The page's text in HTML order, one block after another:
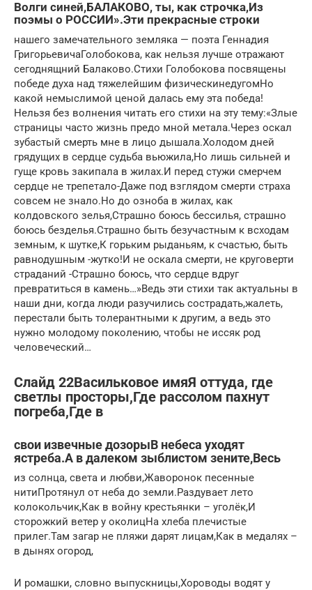
Волги синей,БАЛАКОВО, ты, как строчка,Из
поэмы о РОССИИ».Эти прекрасные строки
нашего замечательного земляка — поэта Геннадия
ГригорьевичаГолобокова, как нельзя лучше отражают
сегоднящний Балаково.Стихи Голобокова посвящены
победе духа над тяжелейшим физическинедугомНо
какой немыслимой ценой далась ему эта победа!
Нельзя без волнения читать его стихи на эту тему:«Злые
страницы часто жизнь предо мной метала.Через оскал
зубастый смерть мне в лицо дышала.Холодом дней
грядущих в сердце судьба вьюжила,Но лишь сильней и
гуще кровь закипала в жилах.И перед стужи смерчем
сердце не трепетало-Даже под взглядом смерти страха
совсем не знало.Но до озноба в жилах, как
колдовского зелья,Страшно боюсь бессилья, страшно
боюсь безделья.Страшно быть безучастным к всходам
земным, к шутке,К горьким рыданьям, к счастью, быть
равнодушным -жутко!И не оскала смерти, не круговерти
страданий -Страшно боюсь, что сердце вдруг
превратиться в камень…»Ведь эти стихи так актуальны в
наши дни, когда люди разучились сострадать,жалеть,
перестали быть толерантными к другим, а ведь это
нужно молодому поколению, чтобы не иссяк род
человеческий…
Слайд 22Васильковое имяЯ оттуда, где
светлы просторы,Где рассолом пахнут
погреба,Где в
свои извечные дозорыВ небеса уходят
ястреба.А в далеком зыблистом зените,Весь
из солнца, света и любви,Жаворонок песенные
нитиПротянул от неба до земли.Раздувает лето
колокольчик,Как в войну крестьянки – уголёк,И
сторожкий ветер у околицНа хлеба плечистые
прилег.Там загар не пляжи дарят лицам,Как в медалях –
в дынях огород,
И ромашки, словно выпускницы,Хороводы водят у